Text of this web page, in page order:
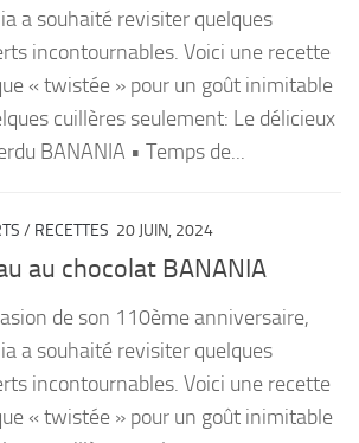
a souhaité revisiter quelques
incontournables. Voici une recette
« twistée » pour un goût inimitable
cuillères seulement: Le délicieux
BANANIA • Temps de...
/ RECETTES 20 JUIN, 2024
au chocolat BANANIA
de son 110ème anniversaire,
a souhaité revisiter quelques
incontournables. Voici une recette
« twistée » pour un goût inimitable